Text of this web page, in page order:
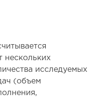
нескольких
исследуемых
(объем